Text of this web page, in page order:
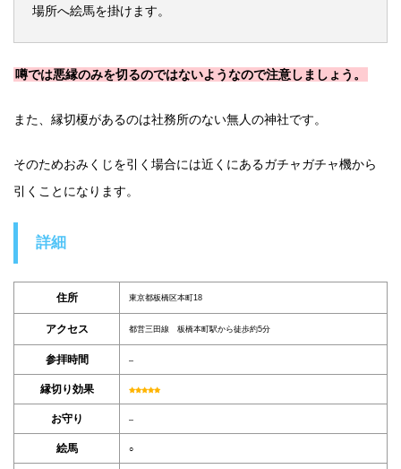
場所へ絵馬を掛けます。
噂では悪縁のみを切るのではないようなので注意しましょう。
また、縁切榎があるのは社務所のない無人の神社です。
そのためおみくじを引く場合には近くにあるガチャガチャ機から
引くことになります。
詳細
住所 東京都板橋区本町18
アクセス 都営三田線 板橋本町駅から徒歩約5分
参拝時間 –
縁切り効果
お守り –
絵馬 ○